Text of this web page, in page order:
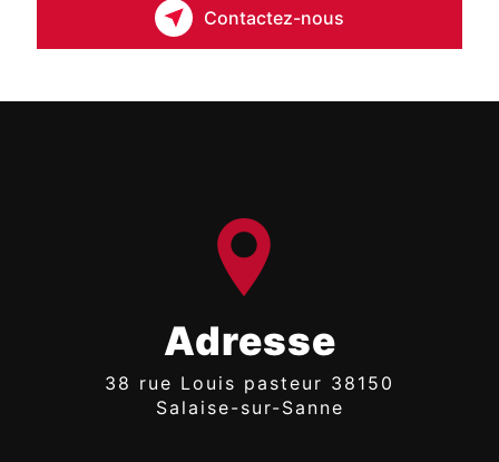
Contactez-nous
Adresse
38 rue Louis pasteur 38150
Salaise-sur-Sanne